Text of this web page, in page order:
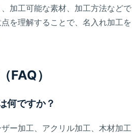
加工可能な素材、加工方法などで
を理解することで、名入れ加工を
FAQ）
何ですか？
ー加工、アクリル加工、木材加工